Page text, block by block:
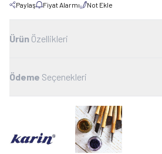
Paylaş Fiyat Alarmı Not Ekle
Ürün Özellikleri
Ödeme Seçenekleri